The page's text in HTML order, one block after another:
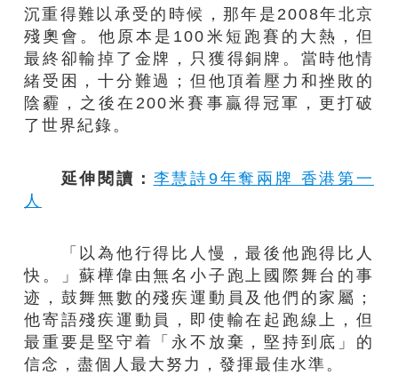
沉重得難以承受的時候，那年是2008年北京
殘奧會。他原本是100米短跑賽的大熱，但
最終卻輸掉了金牌，只獲得銅牌。當時他情
緒受困，十分難過；但他頂着壓力和挫敗的
陰霾，之後在200米賽事贏得冠軍，更打破
了世界紀錄。
延伸閱讀： 李慧詩9年奪兩牌 香港第一
人
「以為他行得比人慢，最後他跑得比人
快。」蘇樺偉由無名小子跑上國際舞台的事
迹，鼓舞無數的殘疾運動員及他們的家屬；
他寄語殘疾運動員，即使輸在起跑線上，但
最重要是堅守着「永不放棄，堅持到底」的
信念，盡個人最大努力，發揮最佳水準。